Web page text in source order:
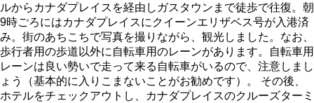
ルからカナダプレイスを経由しガスタウンまで徒歩で往復。朝
9時ごろにはカナダプレイスにクイーンエリザベス号が入港済
み。街のあちこちで写真を撮りながら、観光しました。なお、
歩行者用の歩道以外に自転車用のレーンがあります。自転車用
レーンは良い勢いで走って来る自転車がいるので、注意しまし
ょう（基本的に入りこまないことがお勧めです）。 その後、
ホテルをチェックアウトし、カナダプレイスのクルーズターミ